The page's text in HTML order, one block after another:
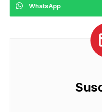
WhatsApp